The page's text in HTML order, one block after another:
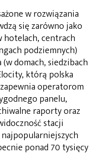
w rozwiązania
się zarówno jako
hotelach, centrach
podziemnych)
domach, siedzibach
którą polska
operatorom
panelu,
raporty oraz
stacji
ponad 70 tysięcy